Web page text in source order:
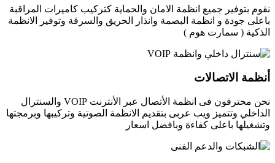
نقوم بتوفير جميع انظمة الامان والحماية كتركيب كاميرات المراقبة
باعلى جودة و انظمة البصمة وانذار الحريق والسرقة وتوفير الانظمة
الذكية ( سمارت هوم )
أنظمة الاتصالات
نحن محترفون فى انظمة الأتصال عبر الأنترنت VOIP والسنترال
الداخلي وتتميز ويب عربى بتقديم الانظمة الصوتية وتركيبها وبرمجتها
وتشغيلها باعلى كفاءة وبافضل اسعار